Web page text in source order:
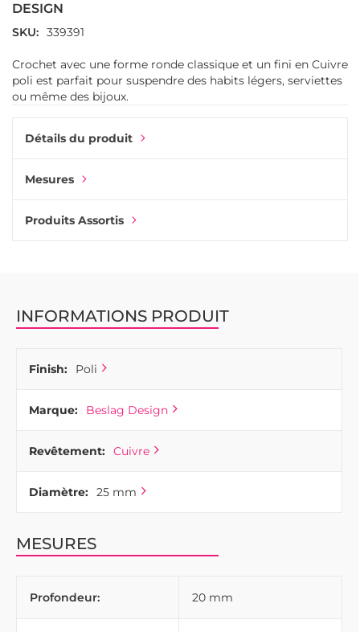
la
d’images
DESIGN
SKU 339391
Crochet avec une forme ronde classique et un fini en Cuivre
poli est parfait pour suspendre des habits légers, serviettes
ou même des bijoux.
Détails du produit
Mesures
Produits Assortis
INFORMATIONS PRODUIT
Finish: Poli
Marque: Beslag Design
Revêtement: Cuivre
Diamètre: 25 mm
MESURES
Profondeur: 20 mm